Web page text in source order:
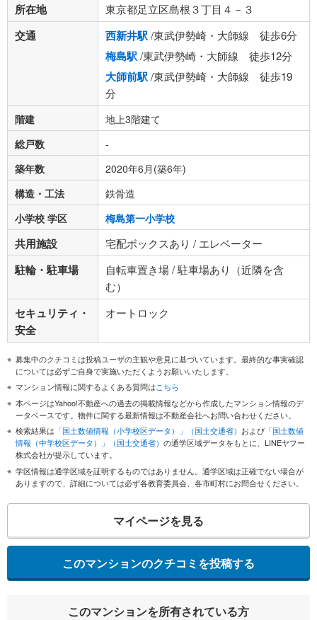
所在地 東京都足立区島根３丁目４－３
交通 西新井駅/東武伊勢崎・大師線 徒歩6分
梅島駅/東武伊勢崎・大師線 徒歩12分
大師前駅/東武伊勢崎・大師線 徒歩19
分
階建
地上3階建て
総戸数
-
築年数
2020年6月(築6年)
構造・工法
鉄骨造
小学校 学区
梅島第一小学校
共用施設 宅配ボックスあり / エレベーター
駐輪・駐車場
自転車置き場 / 駐車場あり（近隣を含
む）
セキュリティ・
安全
オートロック
募集中のクチコミは投稿ユーザの主観や意見に基づいています。最終的な事実確認
については必ずご自身で実施いただくようお願いいたします。
マンション情報に関するよくある質問はこちら
本ページはYahoo!不動産への過去の掲載情報などから作成したマンション情報のデ
ータベースです。物件に関する最新情報は不動産会社へお問い合わせください。
検索結果は 「国土数値情報（小学校区データ）」（国土交通省） および 「国土数値
情報（中学校区データ）」（国土交通省） の通学区域データをもとに、LINEヤフー
株式会社が提示しています。
学区情報は通学区域を証明するものではありません。通学区域は正確でない場合が
ありますので、詳細については必ず各教育委員会、各市町村にお問合せください。
マイページを見る
このマンションのクチコミを投稿する
このマンションを所有されている方